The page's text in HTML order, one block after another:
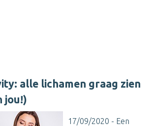
alle lichamen graag zien
jou!)
17/09/2020 - Een